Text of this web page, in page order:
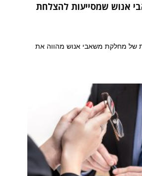
אנוש שמסייעות להצלחת
של מחלקת משאבי אנוש מהווה את